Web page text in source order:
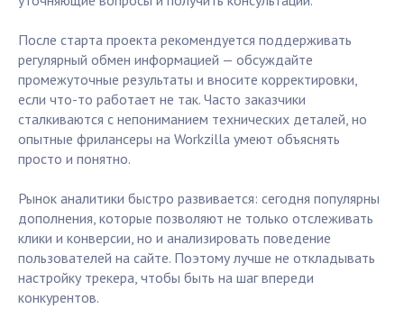
После старта проекта рекомендуется поддерживать
регулярный обмен информацией — обсуждайте
промежуточные результаты и вносите корректировки,
если что-то работает не так. Часто заказчики
сталкиваются с непониманием технических деталей, но
опытные фрилансеры на Workzilla умеют объяснять
просто и понятно.
Рынок аналитики быстро развивается: сегодня популярны
дополнения, которые позволяют не только отслеживать
клики и конверсии, но и анализировать поведение
пользователей на сайте. Поэтому лучше не откладывать
настройку трекера, чтобы быть на шаг впереди
конкурентов.